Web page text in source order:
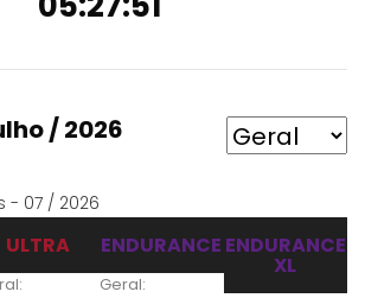
/ 2026
- 07 / 2026
ULTRA ENDURANCE
Geral:
ENDURANCE
XL